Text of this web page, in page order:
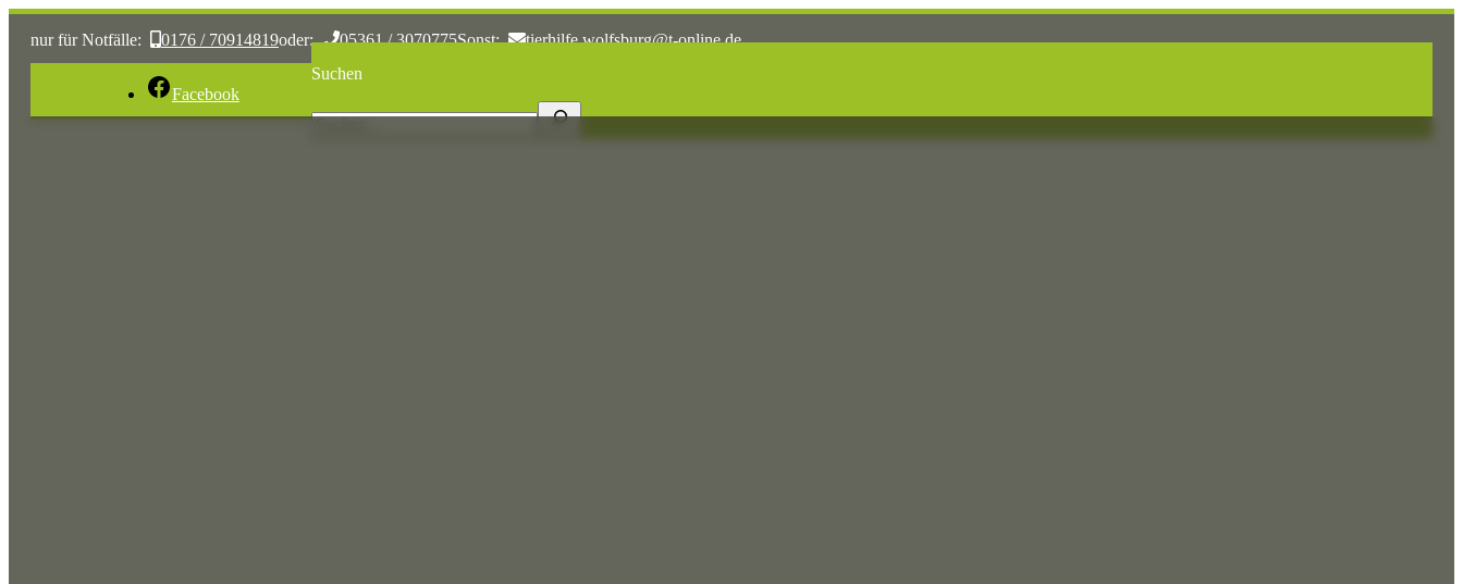
nur für Notfälle: 0176 / 70914819oder: 05361 / 3070775Sonst: tierhilfe.wolfsburg@t-online.de
Facebook
Suchen